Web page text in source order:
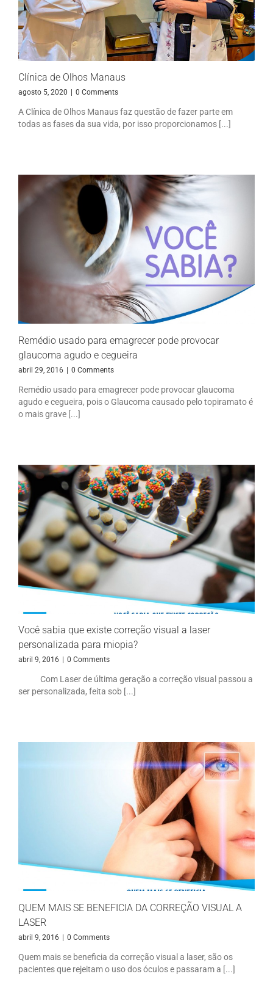
Clínica de Olhos Manaus
agosto 5, 2020 0 Comments
A Clínica de Olhos Manaus faz questão de fazer parte em
todas as fases da sua vida, por isso proporcionamos [...]
Remédio usado para emagrecer pode provocar
glaucoma agudo e cegueira
abril 29, 2016 0 Comments
Remédio usado para emagrecer pode provocar glaucoma
agudo e cegueira, pois o Glaucoma causado pelo topiramato é
o mais grave [...]
Você sabia que existe correção visual a laser
personalizada para miopia?
abril 9, 2016 0 Comments
Com Laser de última geração a correção visual passou a
ser personalizada, feita sob [...]
QUEM MAIS SE BENEFICIA DA CORREÇÃO VISUAL A
LASER
abril 9, 2016 | 0 Comments
Quem mais se beneficia da correção visual a laser, são os
pacientes que rejeitam o uso dos óculos e passaram a [...]